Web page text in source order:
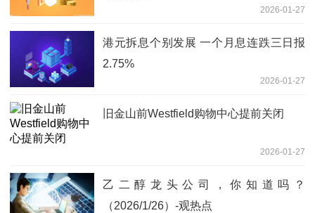
2026-01-27
港元拆息个别发展 一个月息连跌三日报
2.75%
2026-01-27
旧金山前Westfield购物中心提前关闭
2026-01-27
乙二醇龙头公司，你知道吗？
（2026/1/26）-观热点